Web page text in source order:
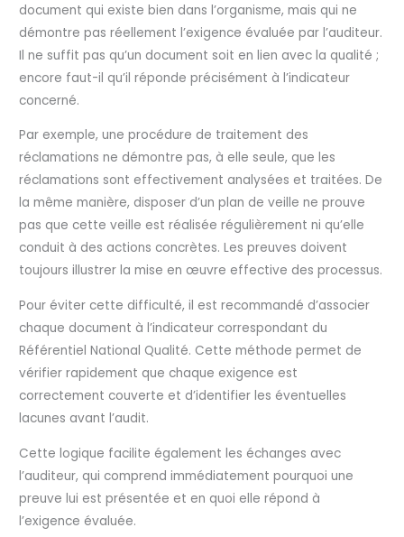
document qui existe bien dans l’organisme, mais qui ne
démontre pas réellement l’exigence évaluée par l’auditeur.
Il ne suffit pas qu’un document soit en lien avec la qualité ;
encore faut-il qu’il réponde précisément à l’indicateur
concerné.
Par exemple, une procédure de traitement des
réclamations ne démontre pas, à elle seule, que les
réclamations sont effectivement analysées et traitées. De
la même manière, disposer d’un plan de veille ne prouve
pas que cette veille est réalisée régulièrement ni qu’elle
conduit à des actions concrètes. Les preuves doivent
toujours illustrer la mise en œuvre effective des processus.
Pour éviter cette difficulté, il est recommandé d’associer
chaque document à l’indicateur correspondant du
Référentiel National Qualité. Cette méthode permet de
vérifier rapidement que chaque exigence est
correctement couverte et d’identifier les éventuelles
lacunes avant l’audit.
Cette logique facilite également les échanges avec
l’auditeur, qui comprend immédiatement pourquoi une
preuve lui est présentée et en quoi elle répond à
l’exigence évaluée.